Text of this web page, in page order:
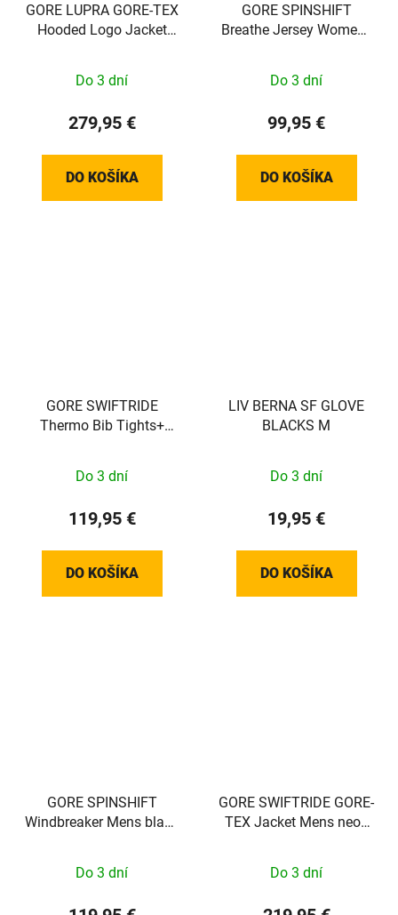
GORE LUPRA GORE-TEX
Hooded Logo Jacket
Do 3 dní
279,95 €
DO KOŠÍKA
GORE SPINSHIFT
Breathe Jersey Womens
Do 3 dní
99,95 €
DO KOŠÍKA
GORE SWIFTRIDE
Thermo Bib Tights+
Do 3 dní
119,95 €
DO KOŠÍKA
LIV BERNA SF GLOVE
BLACKS M
Do 3 dní
19,95 €
DO KOŠÍKA
GORE SPINSHIFT
Windbreaker Mens black
Do 3 dní
GORE SWIFTRIDE GORE-
TEX Jacket Mens neon
Do 3 dní